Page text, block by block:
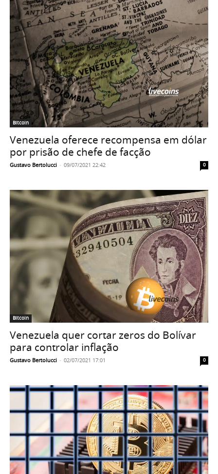
Bitcoin
Venezuela oferece recompensa em dólar
por prisão de chefe de facção
Gustavo Bertolucci - 09/07/2021 22:42 0
Bitcoin
Venezuela quer cortar zeros do Bolívar
para controlar inflação
Gustavo Bertolucci - 02/07/2021 17:01 0